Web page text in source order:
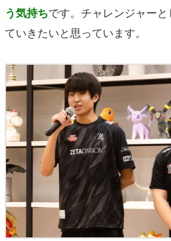
う気持ちです。チャレンジャー
ていきたいと思っています。